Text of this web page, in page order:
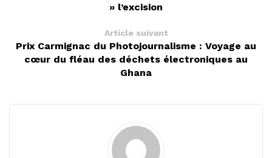
» l’excision
Article suivant
Prix Carmignac du Photojournalisme : Voyage au
cœur du fléau des déchets électroniques au
Ghana